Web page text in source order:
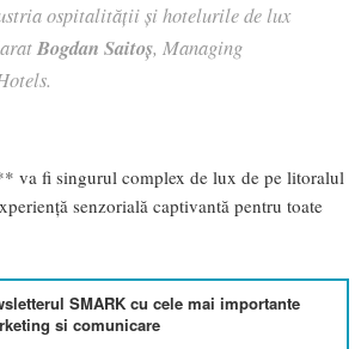
ospitalității și hotelurile de lux
Bogdan Saitoș, Managing
va fi singurul complex de lux de pe litoralul
senzorială captivantă pentru toate
SMARK cu cele mai importante
si comunicare